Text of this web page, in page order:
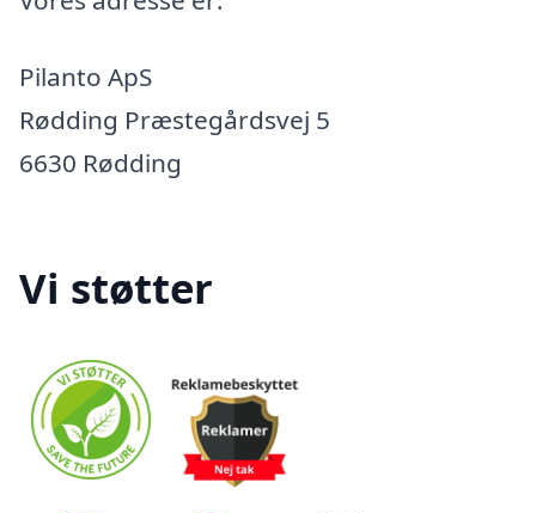
Pilanto ApS
Rødding Præstegårdsvej 5
6630 Rødding
Vi støtter